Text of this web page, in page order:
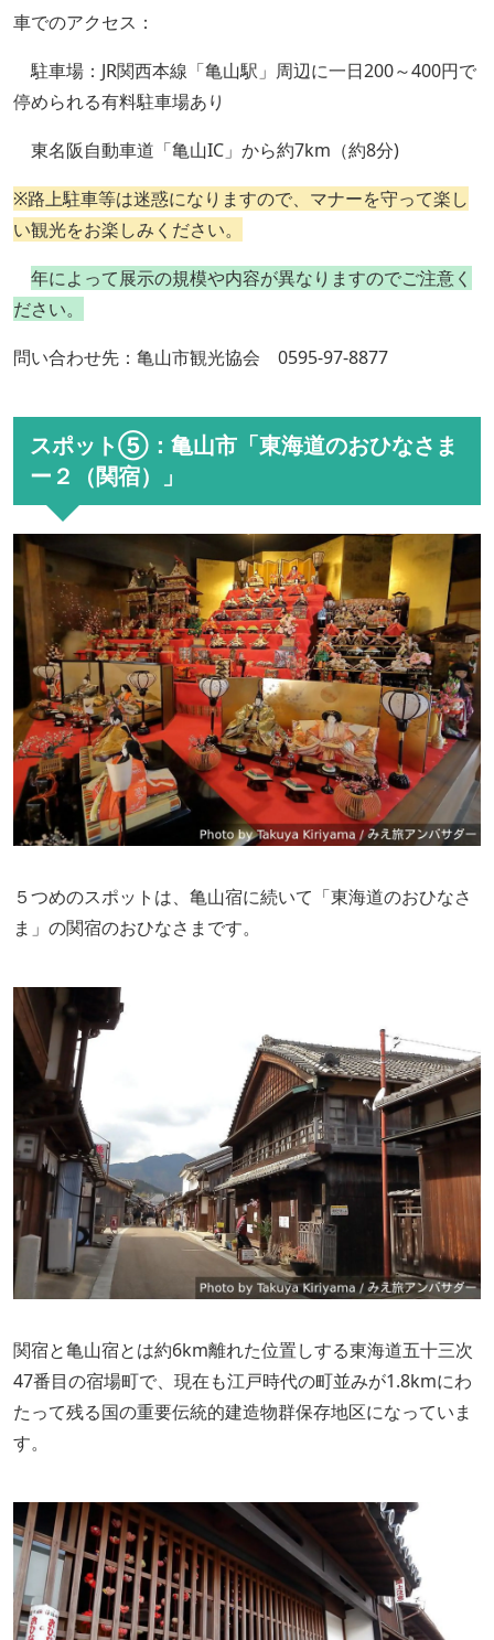
車でのアクセス：
駐車場：JR関西本線「亀山駅」周辺に一日200～400円で
停められる有料駐車場あり
東名阪自動車道「亀山IC」から約7km（約8分)
※路上駐車等は迷惑になりますので、マナーを守って楽し
い観光をお楽しみください。
年によって展示の規模や内容が異なりますのでご注意く
ださい。
問い合わせ先：亀山市観光協会 0595-97-8877
スポット⑤：亀山市「東海道のおひなさま
ー２（関宿）」
５つめのスポットは、亀山宿に続いて「東海道のおひなさ
ま」の関宿のおひなさまです。
関宿と亀山宿とは約6km離れた位置しする東海道五十三次
47番目の宿場町で、現在も江戸時代の町並みが1.8kmにわ
たって残る国の重要伝統的建造物群保存地区になっていま
す。